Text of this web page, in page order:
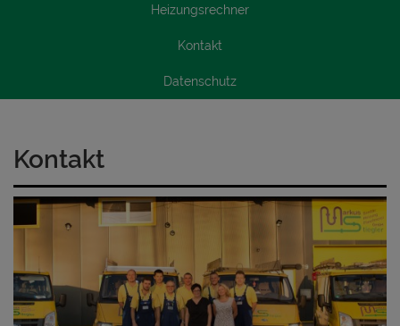
Heizungsrechner
Kontakt
Datenschutz
Kontakt